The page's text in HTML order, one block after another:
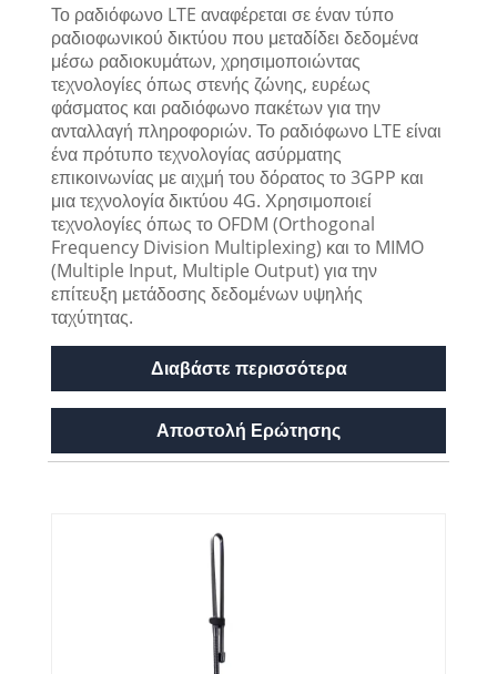
Το ραδιόφωνο LTE αναφέρεται σε έναν τύπο
ραδιοφωνικού δικτύου που μεταδίδει δεδομένα
μέσω ραδιοκυμάτων, χρησιμοποιώντας
τεχνολογίες όπως στενής ζώνης, ευρέως
φάσματος και ραδιόφωνο πακέτων για την
ανταλλαγή πληροφοριών. Το ραδιόφωνο LTE είναι
ένα πρότυπο τεχνολογίας ασύρματης
επικοινωνίας με αιχμή του δόρατος το 3GPP και
μια τεχνολογία δικτύου 4G. Χρησιμοποιεί
τεχνολογίες όπως το OFDM (Orthogonal
Frequency Division Multiplexing) και το MIMO
(Multiple Input, Multiple Output) για την
επίτευξη μετάδοσης δεδομένων υψηλής
ταχύτητας.
Διαβάστε περισσότερα
Αποστολή Ερώτησης